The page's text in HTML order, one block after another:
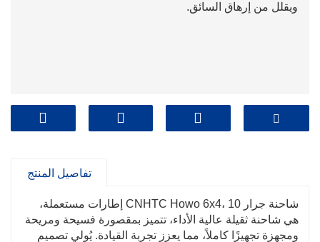
ويقلل من إرهاق السائق.
تفاصيل المنتج
شاحنة جرار CNHTC Howo 6x4، 10 إطارات مستعملة،
هي شاحنة ثقيلة عالية الأداء، تتميز بمقصورة فسيحة ومريحة
ومجهزة تجهيزًا كاملاً، مما يعزز تجربة القيادة. يُولي تصميم